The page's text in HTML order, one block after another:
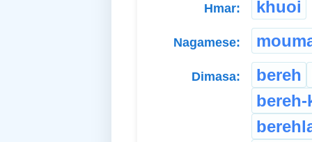
Hmar: khuoi
Nagamese:
Dimasa: bereh